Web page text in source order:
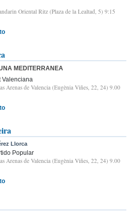
Oriental Ritz (Plaza de la Lealtad, 5) 9:15
MEDITERRANEA
Valenciana
Arenas de Valencia (Eugènia Viñes, 22, 24) 9.00
Llorca
Popular
Arenas de Valencia (Eugènia Viñes, 22, 24) 9.00